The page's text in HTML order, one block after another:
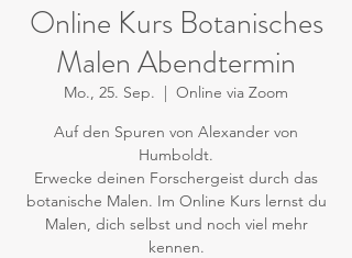
Online Kurs Botanisches
Malen Abendtermin
Mo., 25. Sep.
  |
Online via Zoom
Auf den Spuren von Alexander von
Humboldt.
Erwecke deinen Forschergeist durch das
botanische Malen. Im Online Kurs lernst du
Malen, dich selbst und noch viel mehr
kennen.